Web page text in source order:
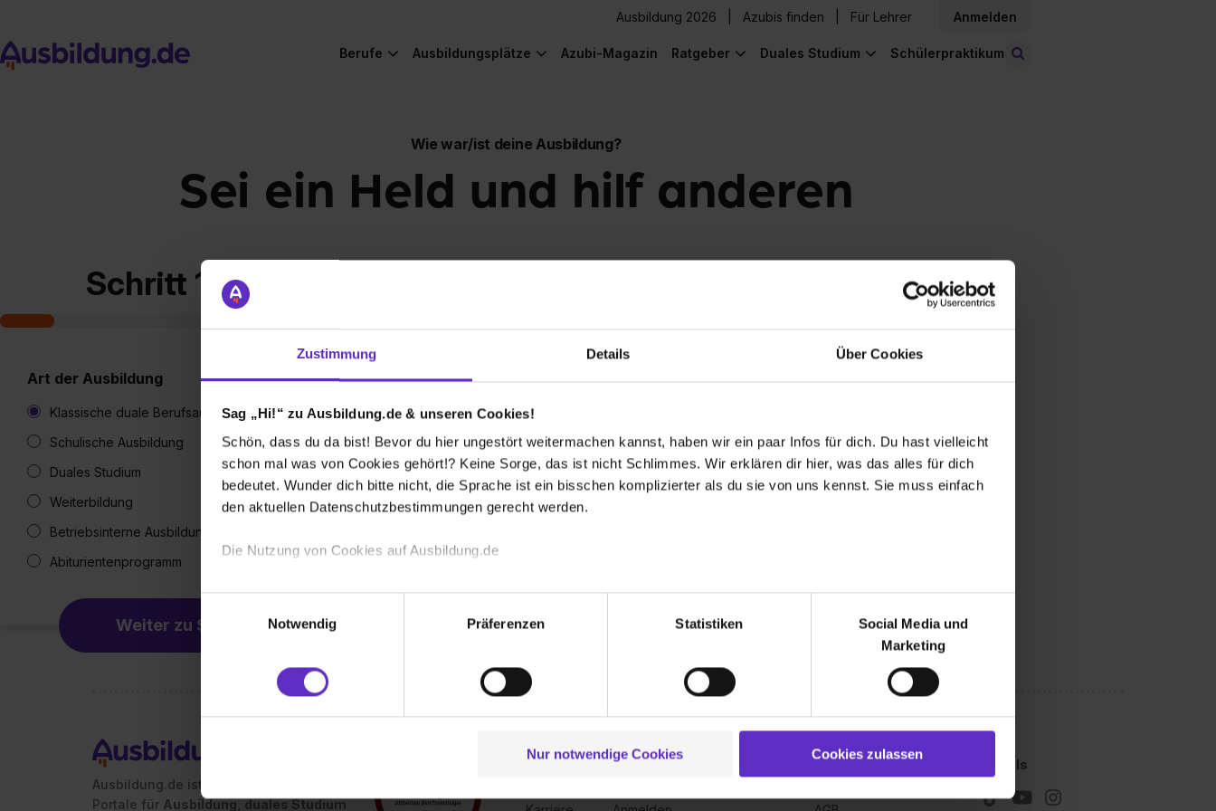
Zustimmung Details Über Cookies
Sag „Hi!“ zu Ausbildung.de & unseren Cookies!
Schön, dass du da bist! Bevor du hier ungestört weitermachen kannst, haben wir ein paar Infos für dich. Du hast vielleicht
schon mal was von Cookies gehört!? Keine Sorge, das ist nicht Schlimmes. Wir erklären dir hier, was das alles für dich
bedeutet. Wunder dich bitte nicht, die Sprache ist ein bisschen komplizierter als du sie von uns kennst. Sie muss einfach
den aktuellen Datenschutzbestimmungen gerecht werden.
Die Nutzung von Cookies auf Ausbildung.de
Wir verwenden Cookies zur technischen Funktion unserer Webseite („Notwendig“), um von dir bei Benutzung der
Webseite getroffenen Einstellungen zu speichern ( „Präferenzen“), die Zugriffe auf unsere Webseite zu analysieren
(„Statistiken“), um Informationen zu deiner Verwendung unserer Website an unsere Partner für soziale Medien, Werbung
Partner führen diese Informationen möglicherweise mit weiteren Daten zusammen, die du ihnen bereitgestellt hast oder die
zu. . In diesem Fall sowie bei der separaten Aktivierung von „Social Media und Marketing“ bist du auch damit
Einwilligungsauswahl
Notwendig
Präferenzen Statistiken
Social Media und
Marketing
Nur notwendige Cookies Cookies zulassen
Ausbildung 2026 Azubis finden Für Lehrer Anmelden
Berufe Ausbildungsplätze Azubi-Magazin Ratgeber Duales Studium Schülerpraktikum
Wie war/ist deine Ausbildung?
Sei ein Held und hilf anderen
Schritt 1 von 7
Art der Ausbildung
Klassische duale Berufsausbildung
Schulische Ausbildung
Duales Studium
Weiterbildung
Betriebsinterne Ausbildung
Abiturientenprogramm
Weiter zu Schritt 2
Ausbildung.de ist eines der führenden
Portale für Ausbildung, duales Studium
Über uns
Für dich
Kleingedrucktes
Socials